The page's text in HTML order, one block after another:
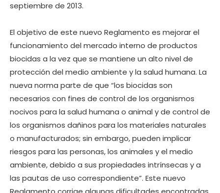
septiembre de 2013.
El objetivo de este nuevo Reglamento es mejorar el
funcionamiento del mercado interno de productos
biocidas a la vez que se mantiene un alto nivel de
protección del medio ambiente y la salud humana. La
nueva norma parte de que “los biocidas son
necesarios con fines de control de los organismos
nocivos para la salud humana o animal y de control de
los organismos dañinos para los materiales naturales
o manufacturados; sin embargo, pueden implicar
riesgos para las personas, los animales y el medio
ambiente, debido a sus propiedades intrínsecas y a
las pautas de uso correspondiente”. Este nuevo